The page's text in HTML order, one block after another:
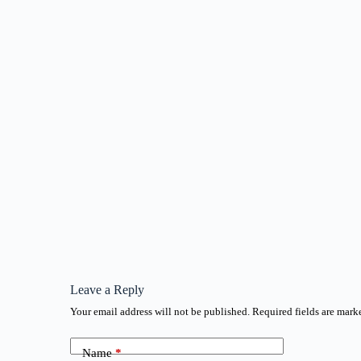
Leave a Reply
Your email address will not be published. Required fields are
Name*